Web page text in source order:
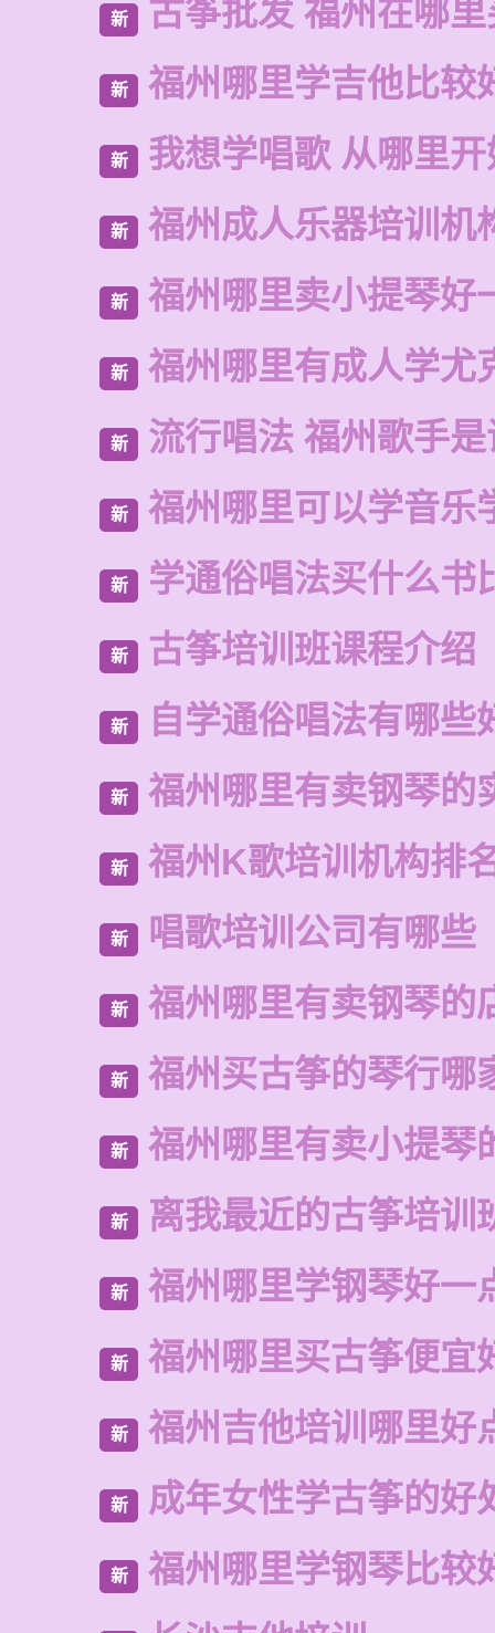
新 古筝批发 福州在哪
新 福州哪里学吉他比较
新 我想学唱歌 从哪里开
新 福州成人乐器培训机
新 福州哪里卖小提琴好
新 福州哪里有成人学尤
新 流行唱法 福州歌手
新 福州哪里可以学音乐
新 学通俗唱法买什么书
新 古筝培训班课程介绍
新 自学通俗唱法有哪些
新 福州哪里有卖钢琴的
新 福州K歌培训机构排
新 唱歌培训公司有哪些
新 福州哪里有卖钢琴的
新 福州买古筝的琴行哪
新 福州哪里有卖小提琴
新 离我最近的古筝培训
新 福州哪里学钢琴好一
新 福州哪里买古筝便宜
新 福州吉他培训哪里好
新 成年女性学古筝的好
新 福州哪里学钢琴比较